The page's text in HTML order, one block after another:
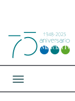
Toggle navigation